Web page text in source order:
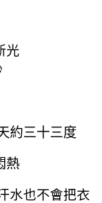
光
約三十三度
熱
水也不會把衣